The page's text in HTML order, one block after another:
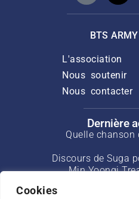
Cookies
BTS
L'association
Nous soutenir
Nous contacter
Dernière
Quelle chanson
Discours de Suga
Min Yoongi
Interview de J-Hope